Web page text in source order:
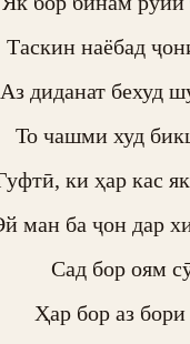
Таскин наёбад
Аз диданат бехуд
То чашми худ
ки ҳар кас
ман ба ҷон дар
Сад бор оям
Ҳар бор аз